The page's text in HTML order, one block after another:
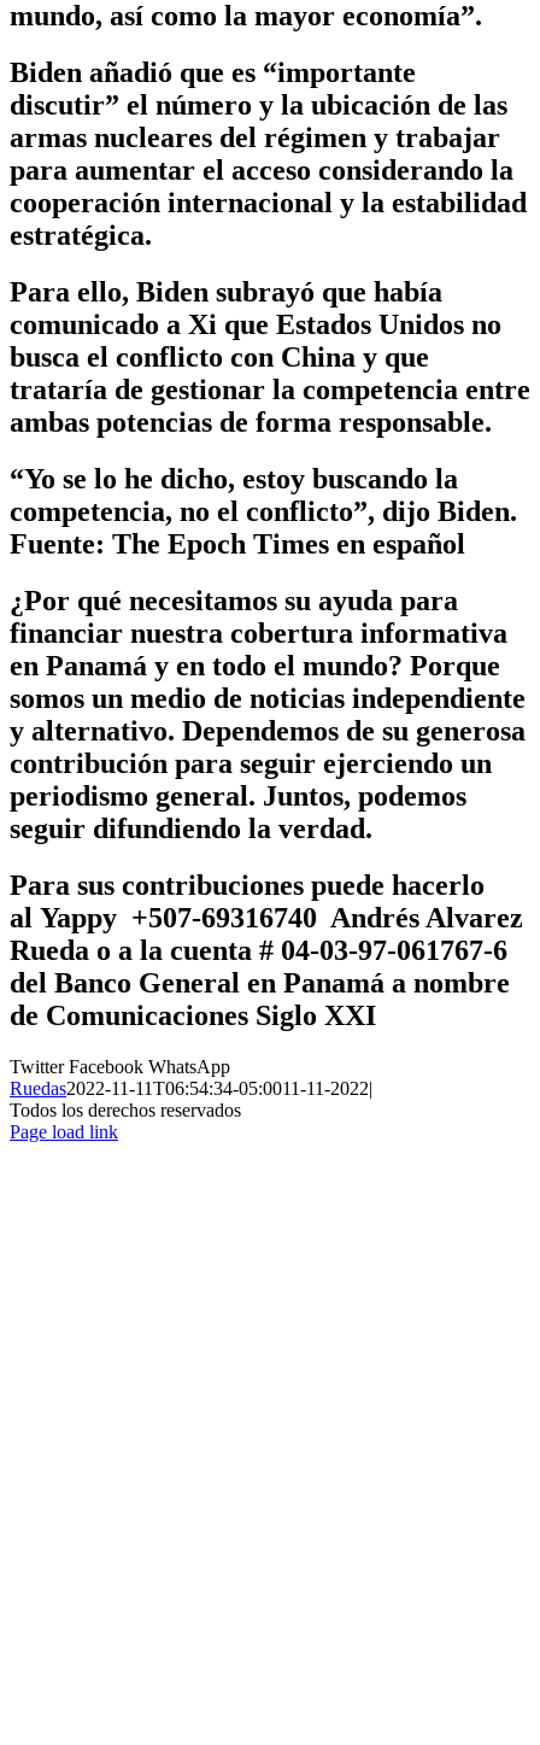
mundo, así como la mayor economía”.
Biden añadió que es “importante
discutir” el número y la ubicación de las
armas nucleares del régimen y trabajar
para aumentar el acceso considerando la
cooperación internacional y la estabilidad
estratégica.
Para ello, Biden subrayó que había
comunicado a Xi que Estados Unidos no
busca el conflicto con China y que
trataría de gestionar la competencia entre
ambas potencias de forma responsable.
“Yo se lo he dicho, estoy buscando la
competencia, no el conflicto”, dijo Biden.
Fuente: The Epoch Times en español
¿Por qué necesitamos su ayuda para
financiar nuestra cobertura informativa
en Panamá y en todo el mundo? Porque
somos un medio de noticias independiente
y alternativo. Dependemos de su generosa
contribución para seguir ejerciendo un
periodismo general. Juntos, podemos
seguir difundiendo la verdad.
Para sus contribuciones puede hacerlo
al Yappy +507-69316740 Andrés Alvarez
Rueda o a la cuenta # 04-03-97-061767-6
del Banco General en Panamá a nombre
de Comunicaciones Siglo XXI
TwitterFacebook WhatsApp
Ruedas2022-11-11T06:54:34-05:0011-11-2022|
Todos los derechos reservados
Page load link